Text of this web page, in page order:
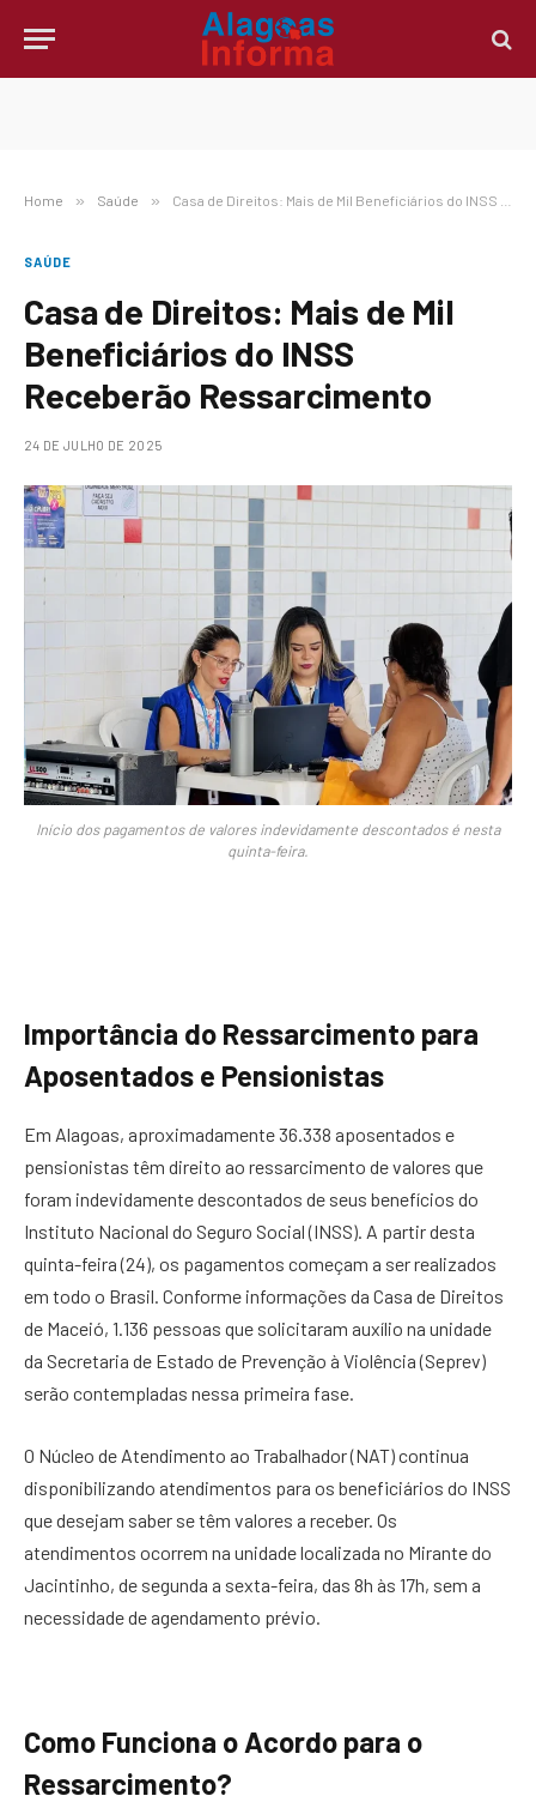
Home » Saúde » Casa de Direitos: Mais de Mil Beneficiários do INSS Receberão Ressarcimento
SAÚDE
Casa de Direitos: Mais de Mil
Beneficiários do INSS
Receberão Ressarcimento
24 DE JULHO DE 2025
Início dos pagamentos de valores indevidamente descontados é nesta
quinta-feira.
Importância do Ressarcimento para
Aposentados e Pensionistas
Em Alagoas, aproximadamente 36.338 aposentados e
pensionistas têm direito ao ressarcimento de valores que
foram indevidamente descontados de seus benefícios do
Instituto Nacional do Seguro Social (INSS). A partir desta
quinta-feira (24), os pagamentos começam a ser realizados
em todo o Brasil. Conforme informações da Casa de Direitos
de Maceió, 1.136 pessoas que solicitaram auxílio na unidade
da Secretaria de Estado de Prevenção à Violência (Seprev)
serão contempladas nessa primeira fase.
O Núcleo de Atendimento ao Trabalhador (NAT) continua
disponibilizando atendimentos para os beneficiários do INSS
que desejam saber se têm valores a receber. Os
atendimentos ocorrem na unidade localizada no Mirante do
Jacintinho, de segunda a sexta-feira, das 8h às 17h, sem a
necessidade de agendamento prévio.
Como Funciona o Acordo para o
Ressarcimento?